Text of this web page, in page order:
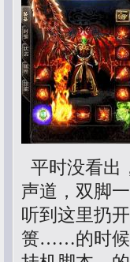
平时没看出
声道，双脚
听到这里扔
篑……的时候